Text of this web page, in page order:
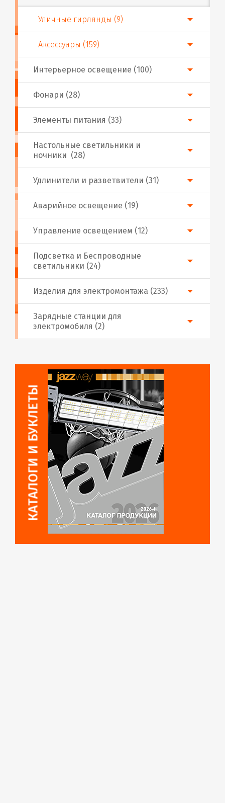
Фонари (28)
Аварийное освещение (19)
Настольные светильники и
ночники (28)
Подсветка и Беспроводные
светильники (24)
Интерьерное освещение (100)
Изделия для электромонтажа (233)
Уличные гирлянды (9)
Аксессуары (159)
Удлинители и разветвители (31)
Управление освещением (12)
Элементы питания (33)
Зарядные станции для
электромобиля (2)